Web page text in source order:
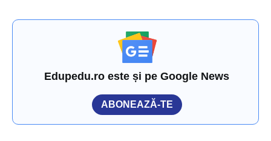
Edupedu.ro este și pe Google News
ABONEAZĂ-TE